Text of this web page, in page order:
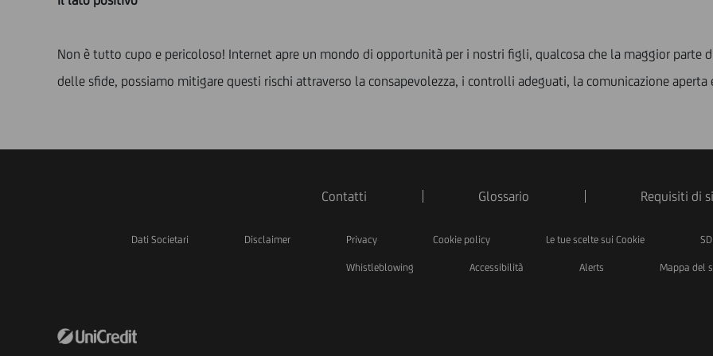
Non è tutto cupo e pericoloso! Internet apre un mondo di opportunità per i nostri figli, qualcosa che la maggior parte di
delle sfide, possiamo mitigare questi rischi attraverso la consapevolezza, i controlli adeguati, la comunicazione aperta
Contatti Glossario Requisiti di
Dati Societari Disclaimer Privacy Cookie policy Le tue scelte sui Cookie
Whistleblowing Accessibilità Alerts Mappa del